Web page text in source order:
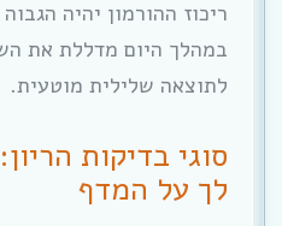
ריכוז ההורמון יהיה
במהלך היום מדללת את
לתוצאה שלילית מוטעית.
סוגי בדיקות
לך על המדף